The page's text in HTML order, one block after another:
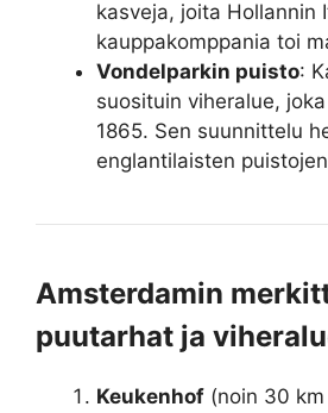
kasveja, joita Hollannin
kauppakomppania toi
Vondelparkin puisto:
suosituin viheralue,
1865. Sen suunnittelu
englantilaisten
Amsterdamin
puutarhat ja
Keukenhof (noin 30